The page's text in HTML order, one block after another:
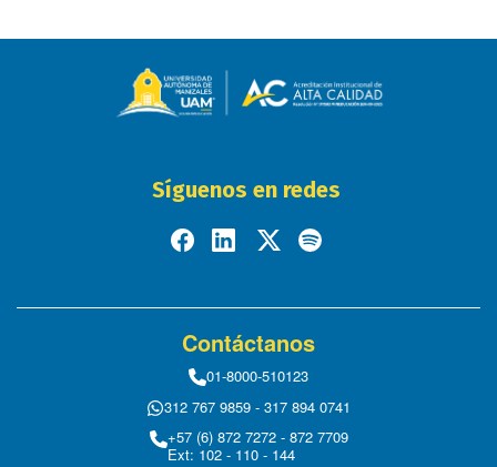
Síguenos en redes
Contáctanos
01-8000-510123
312 767 9859 - 317 894 0741
+57 (6) 872 7272 - 872 7709
Ext: 102 - 110 - 144